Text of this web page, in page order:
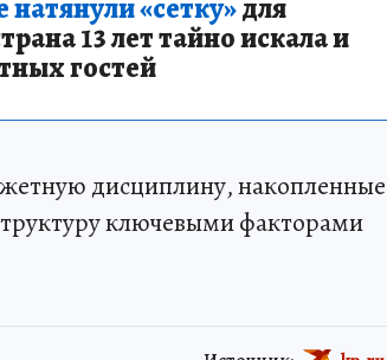
«сетку»для
13 лет тайно искала и
гостей
дисциплину, накопленные
ключевыми факторами